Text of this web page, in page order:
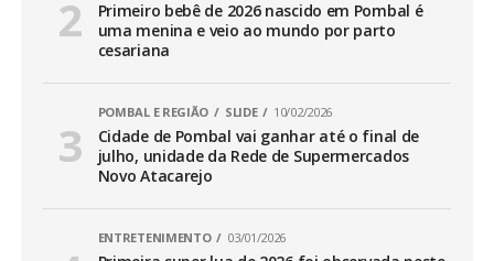
Primeiro bebê de 2026 nascido em Pombal é
uma menina e veio ao mundo por parto
cesariana
POMBAL E REGIÃO SLIDE 10/02/2026
Cidade de Pombal vai ganhar até o final de
julho, unidade da Rede de Supermercados
Novo Atacarejo
ENTRETENIMENTO 03/01/2026